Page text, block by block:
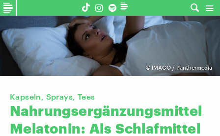
© IMAGO / Panthermedia
Kapseln, Sprays, Tees
Nahrungsergänzungsmittel
Melatonin: Als Schlafmittel